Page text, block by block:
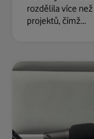
rozdělila více
projektů, čímž...